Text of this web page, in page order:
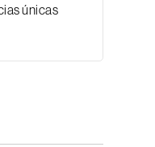
únicas